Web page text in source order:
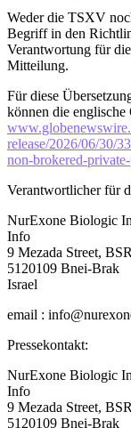
Weder die TSXV
Begriff in den
Verantwortung für
Mitteilung.
Für diese
können die
release/2026/06/30/
non-brokered-
Verantwortlicher für
NurExone Biologic
Info
9 Mezada Street,
5120109 Bnei-Brak
Israel
email :
Pressekontakt:
NurExone Biologic
Info
9 Mezada Street,
5120109 Bnei-Brak